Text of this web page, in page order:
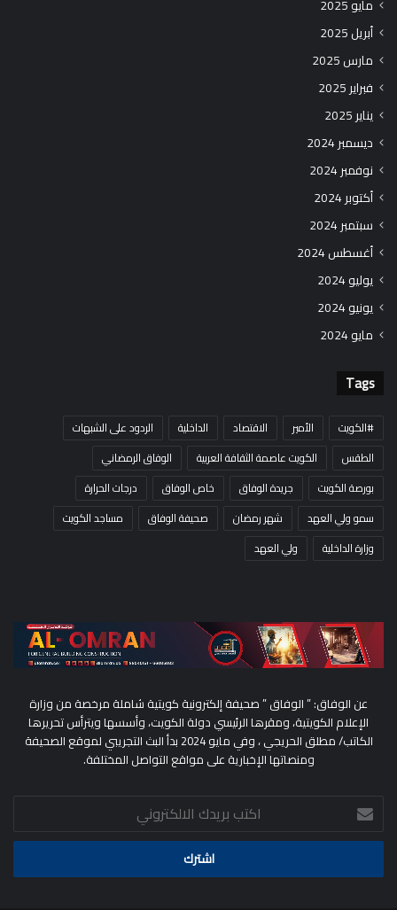
مايو 2025
أبريل 2025
مارس 2025
فبراير 2025
يناير 2025
ديسمبر 2024
نوفمبر 2024
أكتوبر 2024
سبتمبر 2024
أغسطس 2024
يوليو 2024
يونيو 2024
مايو 2024
Tags
#الكويت الأمير الاقتصاد الداخلية
الردود على الشبهات
الطقس
الكويت عاصمة الثقافة العربية
الوفاق الرمضاني
بورصة الكويت
جريدة الوفاق خاص الوفاق
درجات الحرارة
سمو ولي العهد
شهر رمضان صحيفة الوفاق
مساجد الكويت
وزارة الداخلية
ولي العهد
عن الوفاق: ” الوفاق ” صحيفة إلكترونية كويتية شاملة مرخصة من وزارة
الإعلام الكويتية، ومقرها الرئيسي دولة الكويت، وأسسها ويترأس تحريرها
الكاتب/ مطلق الحريجي ، وفي مايو 2024 بدأ البث التجريبي لموقع الصحيفة
ومنصاتها الإخبارية على مواقع التواصل المختلفة.
اكتب
بريدك
الالكتروني